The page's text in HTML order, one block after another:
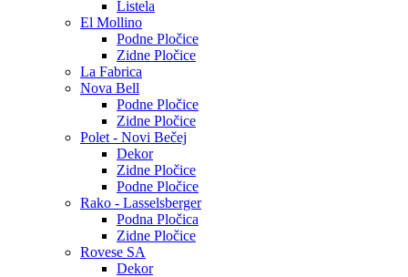
Listela
El Mollino
Podne Pločice
Zidne Pločice
La Fabrica
Nova Bell
Podne Pločice
Zidne Pločice
Polet - Novi Bečej
Dekor
Zidne Pločice
Podne Pločice
Rako - Lasselsberger
Podna Pločica
Zidne Pločice
Rovese SA
Dekor